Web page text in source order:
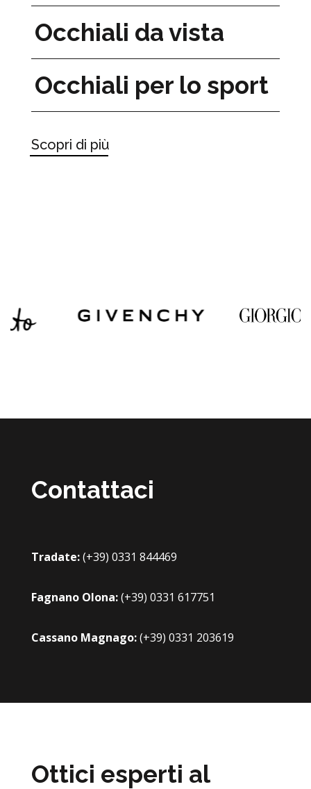
Occhiali da vista
Occhiali per lo sport
Scopri di più
Contattaci
Tradate:(+39) 0331 844469
Fagnano Olona:(+39) 0331 617751
Cassano Magnago:(+39) 0331 203619
Ottici esperti al